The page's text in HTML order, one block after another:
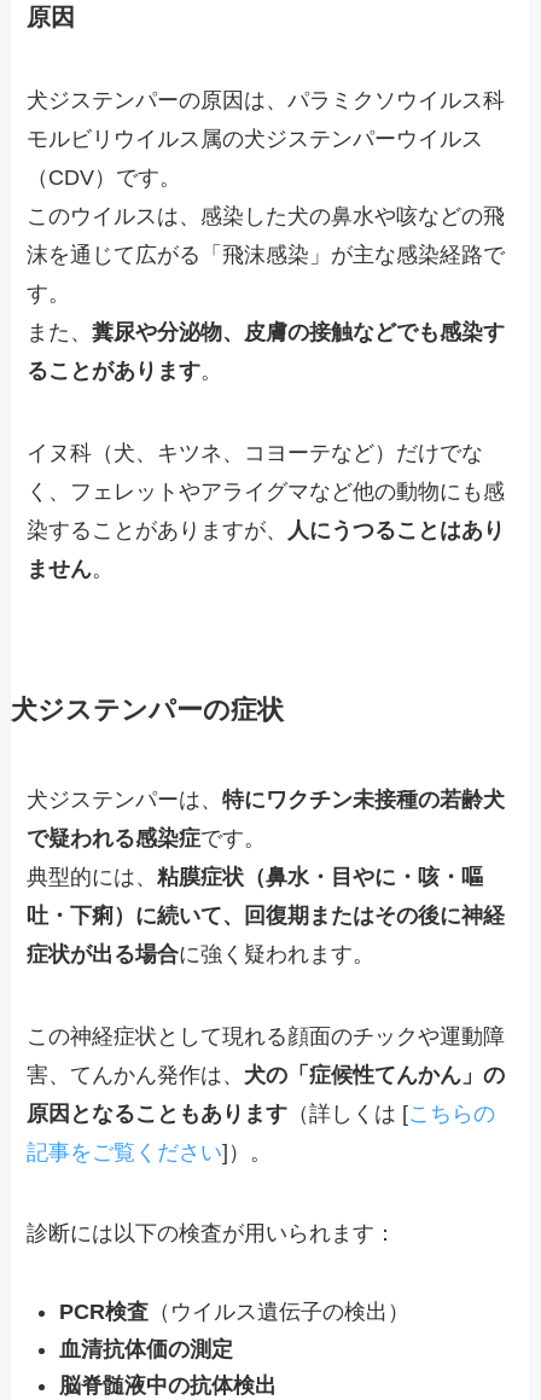
原因
犬ジステンパーの原因は、パラミクソウイルス科
モルビリウイルス属の犬ジステンパーウイルス
（CDV）です。
このウイルスは、感染した犬の鼻水や咳などの飛
沫を通じて広がる「飛沫感染」が主な感染経路で
す。
また、糞尿や分泌物、皮膚の接触などでも感染す
ることがあります。
イヌ科（犬、キツネ、コヨーテなど）だけでな
く、フェレットやアライグマなど他の動物にも感
染することがありますが、
人にうつることはあり
ません。
犬ジステンパーの症状
犬ジステンパーは、特にワクチン未接種の若齢犬
で疑われる感染症です。
典型的には、粘膜症状（鼻水・目やに・咳・嘔
吐・下痢）に続いて、回復期またはその後に神経
症状が出る場合に強く疑われます。
この神経症状として現れる顔面のチックや運動障
害、てんかん発作は、 犬の「症候性てんかん」の
原因となることもあります （詳しくは [こちらの
記事をご覧ください]）。
診断には以下の検査が用いられます：
PCR検査 （ウイルス遺伝子の検出）
血清抗体価の測定
脳脊髄液中の抗体検出